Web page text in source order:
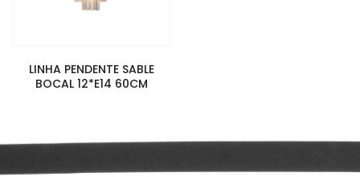
LINHA PENDENTE SABLE
BOCAL 12*E14 60CM